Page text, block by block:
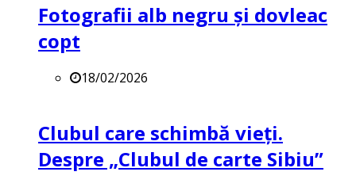
Fotografii alb negru și dovleac
copt
18/02/2026
Clubul care schimbă vieți.
Despre „Clubul de carte Sibiu”